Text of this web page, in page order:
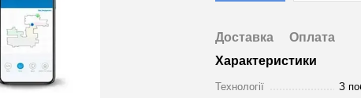
Доставка
Оплата
Характеристики
Технології З